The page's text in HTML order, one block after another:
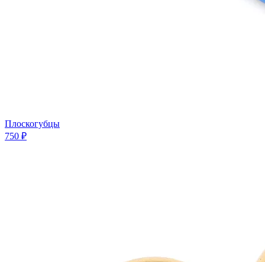
Плоскогубцы
750 ₽